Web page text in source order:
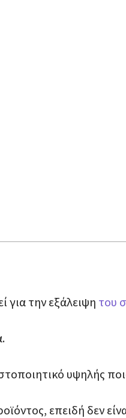
για την εξάλειψη του
υψηλής
επειδή δεν